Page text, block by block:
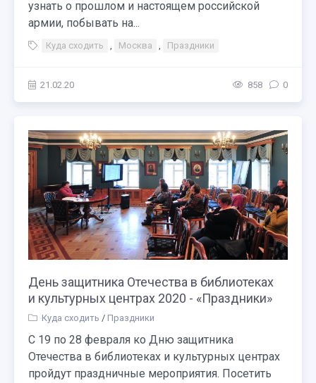
узнать о прошлом и настоящем российской
армии, побывать на...
Куда сходить , Москва , Праздники
21.02.20 858 0
День защитника Отечества в библиотеках
и культурных центрах 2020 - «Праздники»
Куда сходить / Праздники
С 19 по 28 февраля ко Дню защитника
Отечества в библиотеках и культурных центрах
пройдут праздничные мероприятия. Посетить